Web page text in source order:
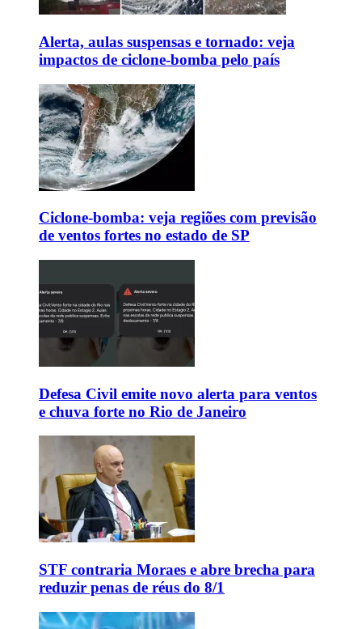
Alerta, aulas suspensas e tornado: veja
impactos de ciclone-bomba pelo país
Ciclone-bomba: veja regiões com previsão
de ventos fortes no estado de SP
Defesa Civil emite novo alerta para ventos
e chuva forte no Rio de Janeiro
STF contraria Moraes e abre brecha para
reduzir penas de réus do 8/1